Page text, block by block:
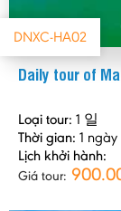
DNXC-HA02
Daily tour of
Loại tour: 1 일
Thời gian: 1 ngày
Lịch khởi hành:
Giá tour: